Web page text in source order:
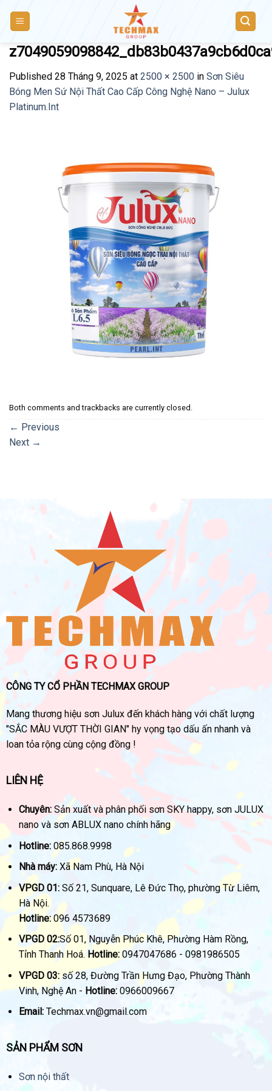
Published 28 Tháng 9, 2025 at 2500 × 2500 in Sơn Siêu
Bóng Men Sứ Nội Thất Cao Cấp Công Nghệ Nano – Julux
Platinum.Int
Both comments and trackbacks are currently closed.
← Previous
Next →
CÔNG TY CỔ PHẦN TECHMAX GROUP
Mang thương hiệu sơn Julux đến khách hàng với chất lượng
"SẮC MÀU VƯỢT THỜI GIAN" hy vọng tạo dấu ấn nhanh và
loan tỏa rộng cùng cộng đồng !
LIÊN HỆ
Chuyên:Sản xuất và phân phối sơn SKY happy, sơn JULUX
nano và sơn ABLUX nano chính hãng
Hotline:085.868.9998
Nhà máy:Xã Nam Phù, Hà Nội
VPGD 01:Số 21, Sunquare, Lê Đức Thọ, phường Từ Liêm,
Hà Nội.
Hotline:096 4573689
VPGD 02:Số 01, Nguyễn Phúc Khê, Phường Hàm Rồng,
Tỉnh Thanh Hoá.Hotline:0947047686 - 0981986505
VPGD 03:số 28, Đường Trần Hưng Đạo, Phường Thành
Vinh, Nghệ An - Hotline:0966009667
Email:Techmax.vn@gmail.com
SẢN PHẨM SƠN
Sơn nội thất